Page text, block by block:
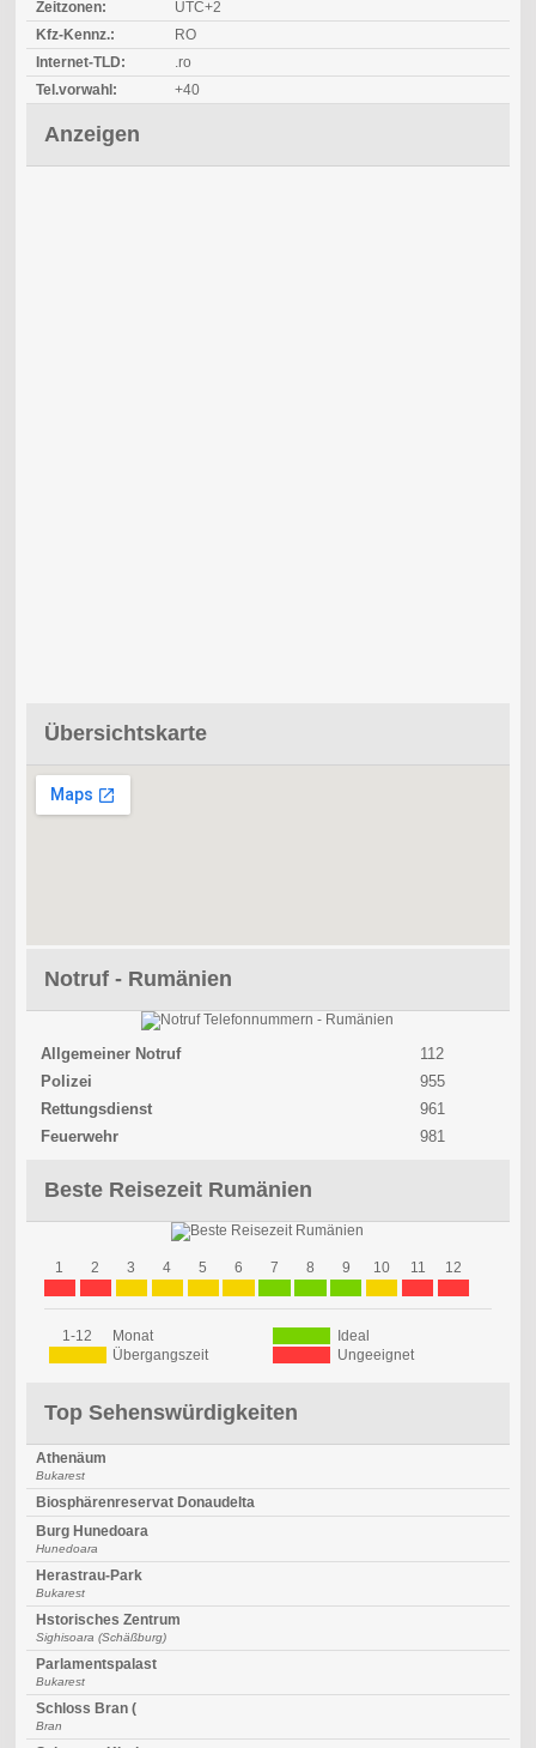
Zeitzonen:
UTC+2
Kfz-Kennz.:
RO
Internet-TLD:
.ro
Tel.vorwahl:
+40
Anzeigen
Übersichtskarte
Notruf - Rumänien
Allgemeiner Notruf
112
Polizei
955
Rettungsdienst
961
Feuerwehr
981
Beste Reisezeit Rumänien
1 2 3 4 5 6 7 8 9 10 11 12
1-12 Monat
Ideal
Übergangszeit
Ungeeignet
Top Sehenswürdigkeiten
Athenäum
Bukarest
Biosphärenreservat Donaudelta
Burg Hunedoara
Hunedoara
Herastrau-Park
Bukarest
Hstorisches Zentrum
Sighisoara (Schäßburg)
Parlamentspalast
Bukarest
Schloss Bran (
Bran